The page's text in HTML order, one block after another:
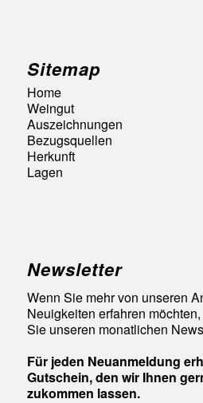
Sitemap
Home
Weingut
Auszeichnungen
Bezugsquellen
Herkunft
Lagen
Newsletter
Wenn Sie mehr von unseren
Neuigkeiten erfahren
Sie unseren monatlichen
Für jeden Neuanmeldung
Gutschein, den wir Ihnen
zukommen lassen.